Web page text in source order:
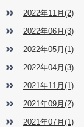
2022年11月(2)
2022年06月(3)
2022年05月(1)
2022年04月(3)
2021年11月(1)
2021年09月(2)
2021年07月(1)